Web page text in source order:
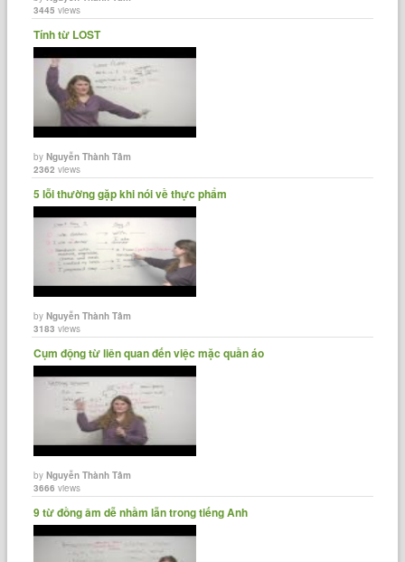
3445 views
Tính từ LOST
byNguyễn Thành Tâm
2362 views
5 lỗi thường gặp khi nói về thực phẩm
byNguyễn Thành Tâm
3183 views
Cụm động từ liên quan đến việc mặc quần áo
byNguyễn Thành Tâm
3666 views
9 từ đồng âm dễ nhầm lẫn trong tiếng Anh